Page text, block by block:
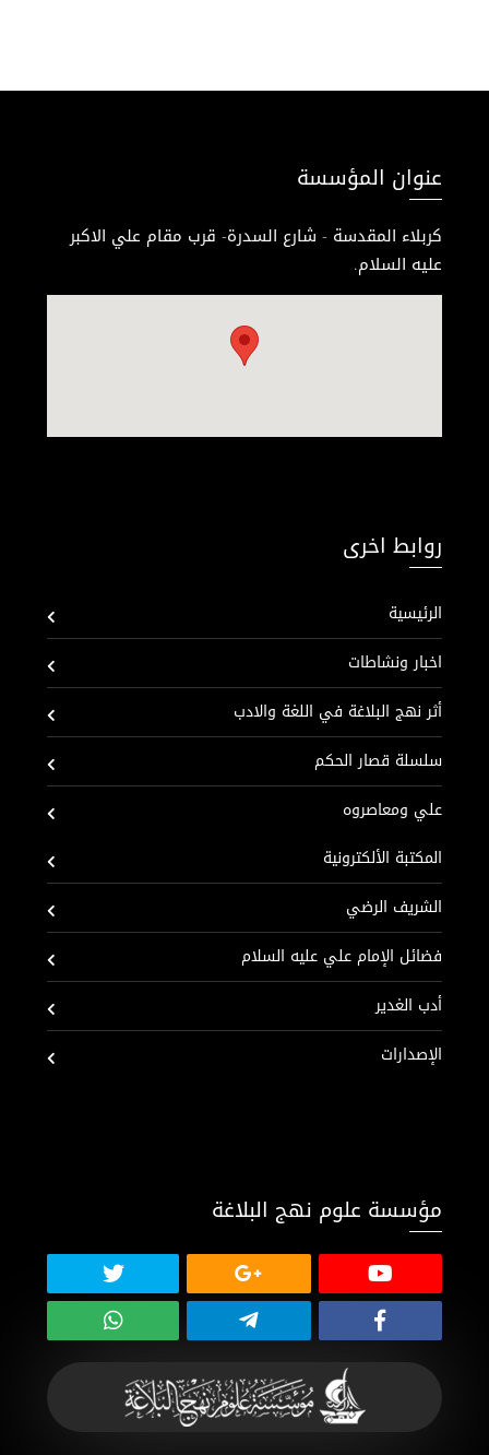
عنوان المؤسسة
كربلاء المقدسة - شارع السدرة- قرب مقام علي الاكبر
عليه السلام.
روابط اخرى
الرئيسية
اخبار ونشاطات
أثر نهج البلاغة في اللغة والادب
سلسلة قصار الحكم
علي ومعاصروه
المكتبة الألكترونية
الشريف الرضي
فضائل الإمام علي عليه السلام
أدب الغدير
الإصدارات
مؤسسة علوم نهج البلاغة